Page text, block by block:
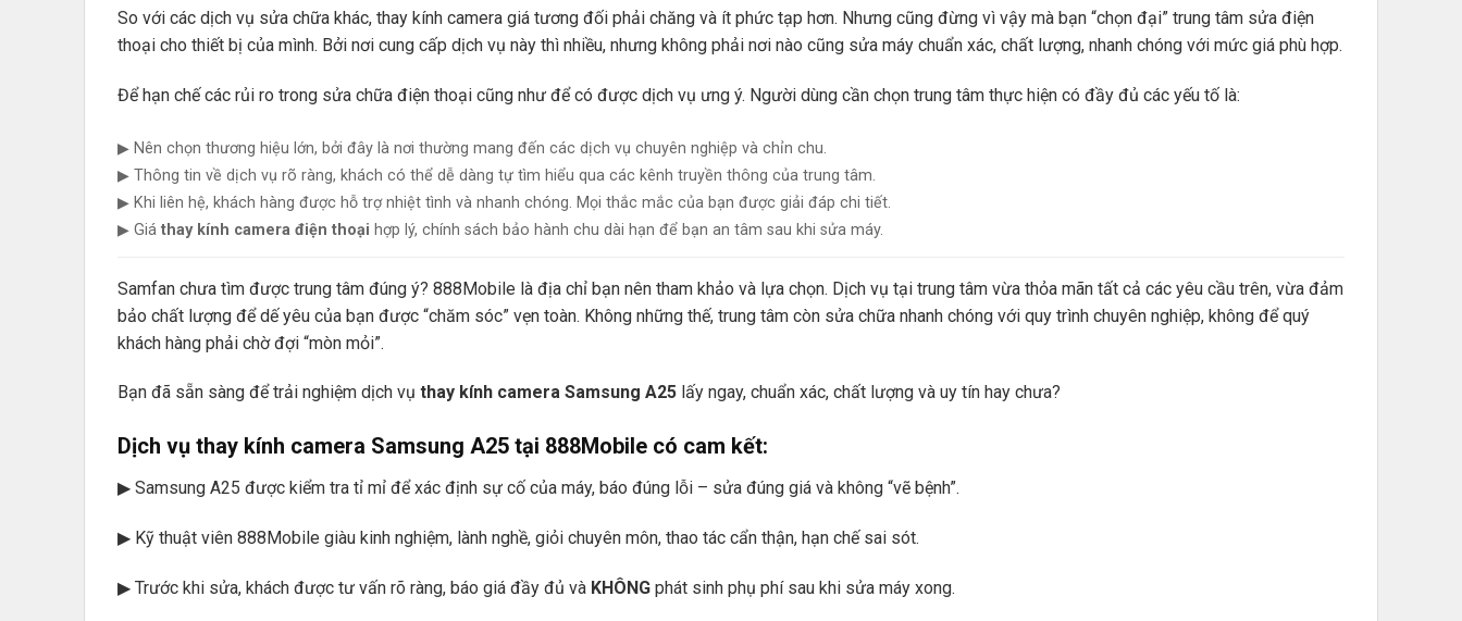
So với các dịch vụ sửa chữa khác, thay kính camera giá tương đối phải chăng và ít phức tạp hơn. Nhưng cũng đừng vì vậy mà bạn “chọn đại” trung tâm sửa điện
thoại cho thiết bị của mình. Bởi nơi cung cấp dịch vụ này thì nhiều, nhưng không phải nơi nào cũng sửa máy chuẩn xác, chất lượng, nhanh chóng với mức giá phù hợp.
Để hạn chế các rủi ro trong sửa chữa điện thoại cũng như để có được dịch vụ ưng ý. Người dùng cần chọn trung tâm thực hiện có đầy đủ các yếu tố là:
▶ Nên chọn thương hiệu lớn, bởi đây là nơi thường mang đến các dịch vụ chuyên nghiệp và chỉn chu.
▶ Thông tin về dịch vụ rõ ràng, khách có thể dễ dàng tự tìm hiểu qua các kênh truyền thông của trung tâm.
▶ Khi liên hệ, khách hàng được hỗ trợ nhiệt tình và nhanh chóng. Mọi thắc mắc của bạn được giải đáp chi tiết.
▶ Giá thay kính camera điện thoại hợp lý, chính sách bảo hành chu dài hạn để bạn an tâm sau khi sửa máy.
Samfan chưa tìm được trung tâm đúng ý? 888Mobile là địa chỉ bạn nên tham khảo và lựa chọn. Dịch vụ tại trung tâm vừa thỏa mãn tất cả các yêu cầu trên, vừa đảm
bảo chất lượng để dế yêu của bạn được “chăm sóc” vẹn toàn. Không những thế, trung tâm còn sửa chữa nhanh chóng với quy trình chuyên nghiệp, không để quý
khách hàng phải chờ đợi “mòn mỏi”.
Bạn đã sẵn sàng để trải nghiệm dịch vụ thay kính camera Samsung A25 lấy ngay, chuẩn xác, chất lượng và uy tín hay chưa?
Dịch vụ thay kính camera Samsung A25 tại 888Mobile có cam kết:
▶ Samsung A25 được kiểm tra tỉ mỉ để xác định sự cố của máy, báo đúng lỗi – sửa đúng giá và không “vẽ bệnh”.
▶ Kỹ thuật viên 888Mobile giàu kinh nghiệm, lành nghề, giỏi chuyên môn, thao tác cẩn thận, hạn chế sai sót.
▶ Trước khi sửa, khách được tư vấn rõ ràng, báo giá đầy đủ và KHÔNG phát sinh phụ phí sau khi sửa máy xong.